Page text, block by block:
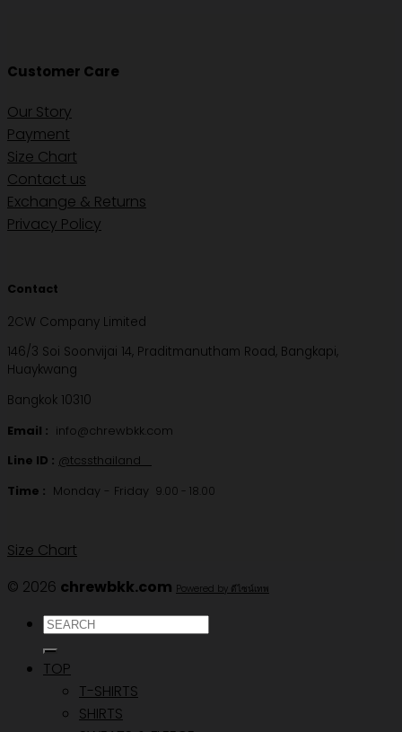
Customer Care
Our Story
Payment
Size Chart
Contact us
Exchange & Returns
Privacy Policy
Contact
2CW Company Limited
146/3 Soi Soonvijai 14, Praditmanutham Road, Bangkapi,
Huaykwang
Bangkok 10310
Email : info@chrewbkk.com
Line ID : @tcssthailand
Time : Monday - Friday 9.00 - 18.00
Size Chart
© 2026 chrewbkk.com Powered by ดีไซน์เทพ
ค้นหา:
TOP
T-SHIRTS
SHIRTS